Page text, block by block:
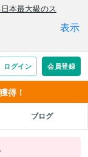
得！
ブログ